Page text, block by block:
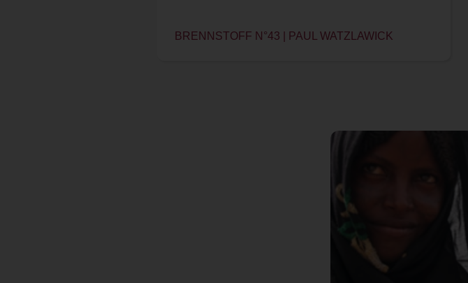
BRENNSTOFF N°43 | PAUL WATZLAWICK